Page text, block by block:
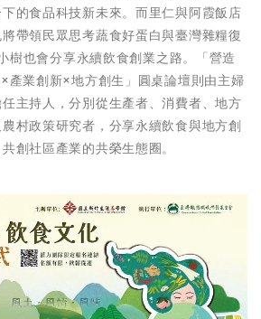
的食品科技新未來。而里仁與阿霞飯店
帶領民眾思考蔬食好蛋白與臺灣雜糧復
樹也會分享永續飲食創業之路。「營造
產業創新×地方創生」圓桌論壇則由主婦
主持人，分別從生產者、消費者、地方
村政策研究者，分享永續飲食與地方創
創社區產業的共榮生態圈。